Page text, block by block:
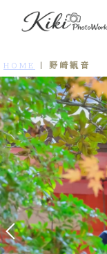
HOME 野崎観音